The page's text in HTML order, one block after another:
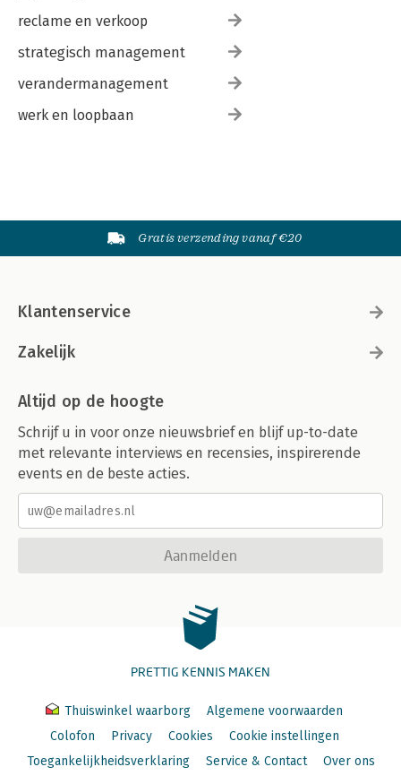
reclame en verkoop
strategisch management
verandermanagement
werk en loopbaan
Gratis verzending vanaf €20
Klantenservice
Zakelijk
Altijd op de hoogte
Schrijf u in voor onze nieuwsbrief en blijf up-to-date
met relevante interviews en recensies, inspirerende
events en de beste acties.
Aanmelden
PRETTIG KENNIS MAKEN
Thuiswinkel waarborg
Algemene voorwaarden
Colofon
Privacy Cookies
Cookie instellingen
Toegankelijkheidsverklaring
Service & Contact Over ons